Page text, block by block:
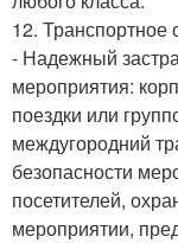
12. Транспортное
- Надежный
мероприятия:
поездки или
междугородний
безопасности
посетителей,
мероприятии,